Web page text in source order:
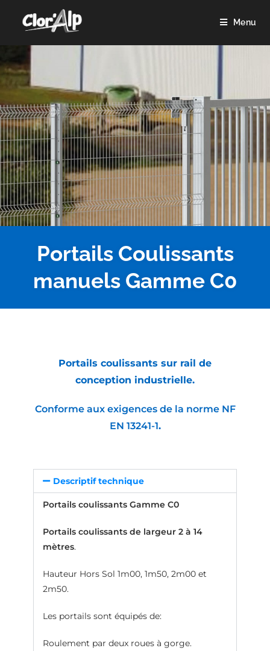
Menu
Portails Coulissants
manuels Gamme C0
Portails coulissants sur rail de
conception industrielle.
Conforme aux exigences de la norme NF
EN 13241-1.
Descriptif technique
Portails coulissants Gamme C0
Portails coulissants de largeur 2 à 14
mètres.
Hauteur Hors Sol 1m00, 1m50, 2m00 et
2m50.
Les portails sont équipés de:
Roulement par deux roues à gorge.